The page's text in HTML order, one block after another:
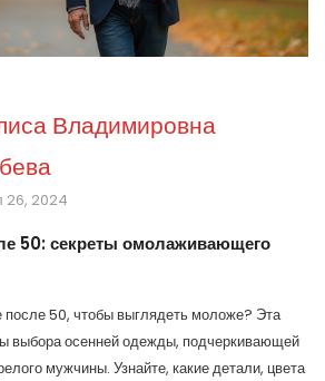
Владимировна
26, 2024
50: секреты омолаживающего
после 50, чтобы выглядеть моложе? Эта
выбора осенней одежды, подчеркивающей
мужчины. Узнайте, какие детали, цвета